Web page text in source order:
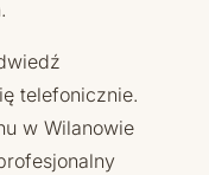
telefonicznie.
w Wilanowie